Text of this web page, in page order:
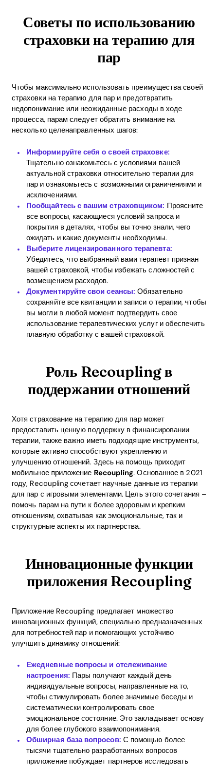
Советы по использованию
страховки на терапию для
пар
Чтобы максимально использовать преимущества своей
страховки на терапию для пар и предотвратить
недопонимание или неожиданные расходы в ходе
процесса, парам следует обратить внимание на
несколько целенаправленных шагов:
Информируйте себя о своей страховке:
Тщательно ознакомьтесь с условиями вашей
актуальной страховки относительно терапии для
пар и ознакомьтесь с возможными ограничениями и
исключениями.
Пообщайтесь с вашим страховщиком: Проясните
все вопросы, касающиеся условий запроса и
покрытия в деталях, чтобы вы точно знали, чего
ожидать и какие документы необходимы.
Выберите лицензированного терапевта:
Убедитесь, что выбранный вами терапевт признан
вашей страховкой, чтобы избежать сложностей с
возмещением расходов.
Документируйте свои сеансы: Обязательно
сохраняйте все квитанции и записи о терапии, чтобы
вы могли в любой момент подтвердить свое
использование терапевтических услуг и обеспечить
плавную обработку с вашей страховкой.
Роль Recoupling в
поддержании отношений
Хотя страхование на терапию для пар может
предоставить ценную поддержку в финансировании
терапии, также важно иметь подходящие инструменты,
которые активно способствуют укреплению и
улучшению отношений. Здесь на помощь приходит
мобильное приложение Recoupling. Основанное в 2021
году, Recoupling сочетает научные данные из терапии
для пар с игровыми элементами. Цель этого сочетания –
помочь парам на пути к более здоровым и крепким
отношениям, охватывая как эмоциональные, так и
структурные аспекты их партнерства.
Инновационные функции
приложения Recoupling
Приложение Recoupling предлагает множество
инновационных функций, специально предназначенных
для потребностей пар и помогающих устойчиво
улучшить динамику отношений:
Ежедневные вопросы и отслеживание
настроения: Пары получают каждый день
индивидуальные вопросы, направленные на то,
чтобы стимулировать более значимые беседы и
систематически контролировать свое
эмоциональное состояние. Это закладывает основу
для более глубокого взаимопонимания.
Обширная база вопросов: С помощью более
тысячи тщательно разработанных вопросов
приложение побуждает партнеров исследовать